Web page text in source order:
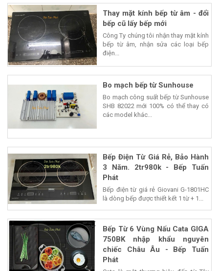
Thay mặt kính bếp từ âm - đổi
bếp cũ lấy bếp mới
Công Ty chúng tôi nhận thay mặt kính
bếp từ âm, nhận sửa các loại bếp
điện...
Bo mạch bếp từ Sunhouse
Bo mạch công suất bếp từ Sunhouse
SHB 82022 mới 100% có thể thay có
các model khác...
Bếp Điện Từ Giá Rẻ, Bảo Hành
3 Năm. 2tr980k - Bếp Tuấn
Phát
Bếp điện từ giá rẻ Giovani G-1801HC
là dòng bếp được thiết kết 1 từ + 1...
Bếp Từ 6 Vùng Nấu Cata GIGA
750BK nhập khẩu nguyên
chiếc Châu Âu - Bếp Tuấn
Phát